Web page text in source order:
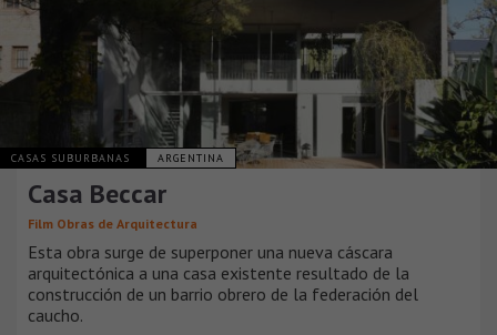
CASAS SUBURBANAS ARGENTINA
Casa Beccar
Film Obras de Arquitectura
Esta obra surge de superponer una nueva cáscara
arquitectónica a una casa existente resultado de la
construcción de un barrio obrero de la federación del
caucho.